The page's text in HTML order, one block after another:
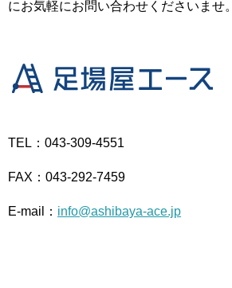
にお気軽にお問い合わせくださいませ。
TEL：043-309-4551
FAX：043-292-7459
E-mail： info@ashibaya-ace.jp